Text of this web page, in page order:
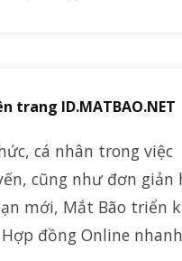
trang ID.MATBAO.NET
cá nhân trong việc
cũng như đơn giản
mới, Mắt Bão triển
đồng Online nhanh